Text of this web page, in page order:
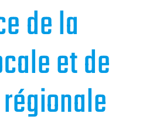
de la
et de